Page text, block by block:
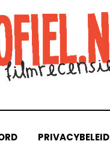
PRIVACYBELEID